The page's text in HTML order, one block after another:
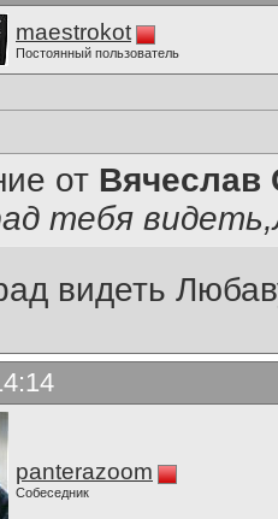
maestrokot
Постоянный пользователь
от Вячеслав
тебя
видеть
panterazoom
Собеседник